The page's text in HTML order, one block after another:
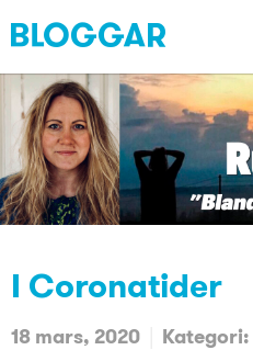
I Coronatider
18 mars, 2020 Kategori: